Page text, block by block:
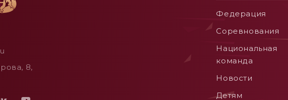
8,
Федерация
Соревнования
Национальная
команда
Новости
Детям